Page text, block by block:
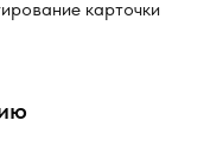
карточки